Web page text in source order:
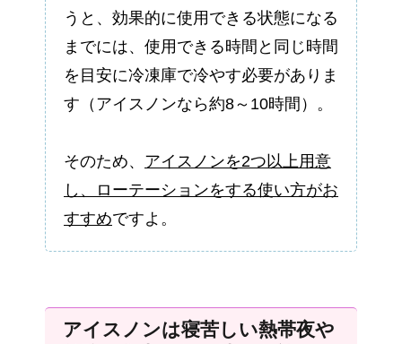
うと、効果的に使用できる状態になる
までには、使用できる時間と同じ時間
を目安に冷凍庫で冷やす必要がありま
す（アイスノンなら約8～10時間）。
そのため、 アイスノンを2つ以上用意
し、ローテーションをする使い方がお
すすめですよ。
アイスノンは寝苦しい熱帯夜や